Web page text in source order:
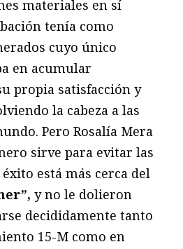
materiales en sí
tenía como
cuyo único
en acumular
propia satisfacción y
la cabeza a las
Pero Rosalía Mera
sirve para evitar las
está más cerca del
y no le dolieron
decididamente tanto
15-M como en